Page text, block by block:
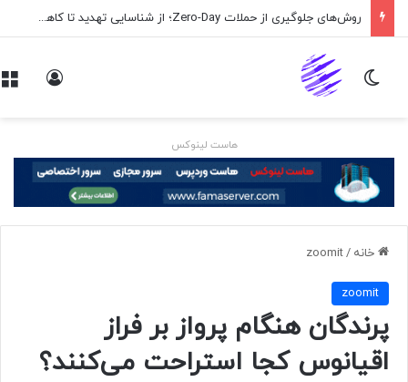
روش‌های جلوگیری از حملات Zero-Day؛ از شناسایی تهدید تا کاهش ریسک
تغییر پوسته
هاست لینوکس
خانه /
zoomit
zoomit
پرندگان هنگام پرواز بر فراز
اقیانوس کجا استراحت می‌کنند؟